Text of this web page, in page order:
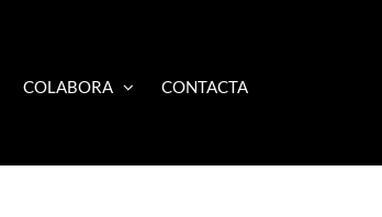
COLABORA CONTACTA